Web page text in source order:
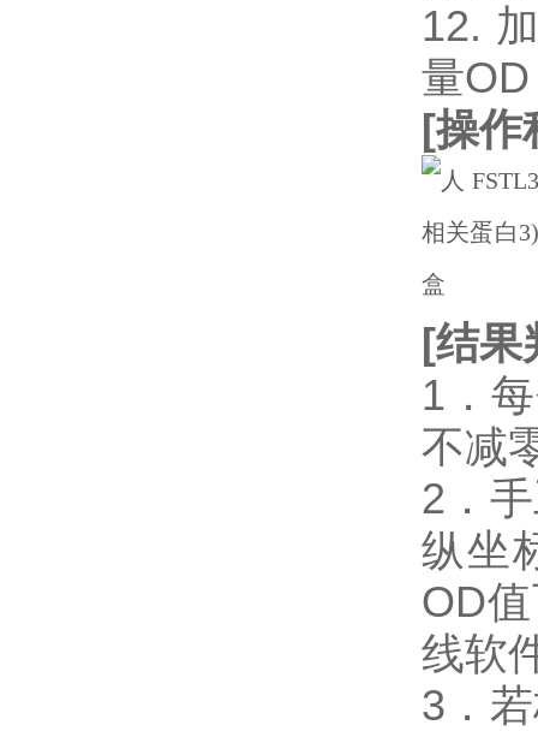
12.
量
[操作
[结果
1．
不减
2．
纵坐
OD
线软
3．